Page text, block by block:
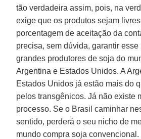
tão verdadeira assim, pois, na
exige que os produtos sejam
porcentagem de aceitação da
precisa, sem dúvida, garantir esse
grandes produtores de soja do
Argentina e Estados Unidos. A
Estados Unidos já estão mais do
pelos transgênicos. Já não existe
processo. Se o Brasil caminhar
sentido, perderá o seu nicho de
mundo compra soja